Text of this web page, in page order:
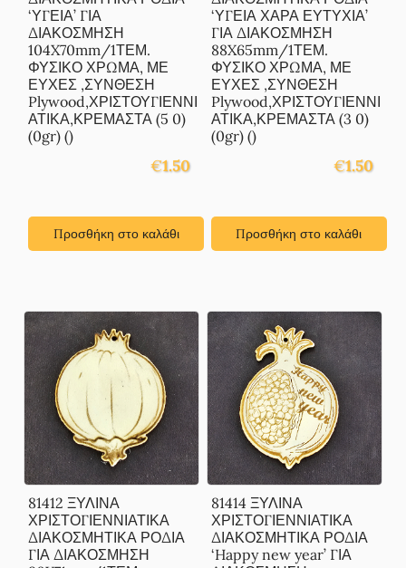
‘ΥΓΕΙΑ’ ΓΙΑ
ΔΙΑΚΟΣΜΗΣΗ
104X70mm/1ΤΕΜ.
ΦΥΣΙΚΟ ΧΡΩΜΑ, ΜΕ
ΕΥΧΕΣ ,ΣΥΝΘΕΣΗ
Plywood,ΧΡΙΣΤΟΥΓΙΕΝΝΙ
ΑΤΙΚΑ,ΚΡΕΜΑΣΤΑ (5 0)
(0gr) ()
€1.50
Προσθήκη στο καλάθι
‘ΥΓΕΙΑ ΧΑΡΑ ΕΥΤΥΧΙΑ’
ΓΙΑ ΔΙΑΚΟΣΜΗΣΗ
88X65mm/1ΤΕΜ.
ΦΥΣΙΚΟ ΧΡΩΜΑ, ΜΕ
ΕΥΧΕΣ ,ΣΥΝΘΕΣΗ
Plywood,ΧΡΙΣΤΟΥΓΙΕΝΝΙ
ΑΤΙΚΑ,ΚΡΕΜΑΣΤΑ (3 0)
(0gr) ()
€1.50
Προσθήκη στο καλάθι
81412 ΞΥΛΙΝΑ
ΧΡΙΣΤΟΓΙΕΝΝΙΑΤΙΚΑ
ΔΙΑΚΟΣΜΗΤΙΚΑ ΡΟΔΙΑ
ΓΙΑ ΔΙΑΚΟΣΜΗΣΗ
81414 ΞΥΛΙΝΑ
ΧΡΙΣΤΟΓΙΕΝΝΙΑΤΙΚΑ
ΔΙΑΚΟΣΜΗΤΙΚΑ ΡΟΔΙΑ
‘Happy new year’ ΓΙΑ